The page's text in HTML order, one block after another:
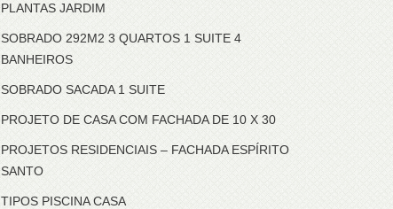
PLANTAS JARDIM
SOBRADO 292M2 3 QUARTOS 1 SUITE 4
BANHEIROS
SOBRADO SACADA 1 SUITE
PROJETO DE CASA COM FACHADA DE 10 X 30
PROJETOS RESIDENCIAIS – FACHADA ESPÍRITO
SANTO
TIPOS PISCINA CASA